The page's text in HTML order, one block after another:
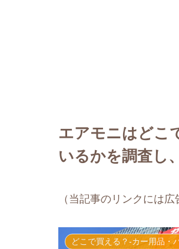
エアモニはどこ
いるかを調査し
（当記事のリンクには広
どこで買える？-カー用品・